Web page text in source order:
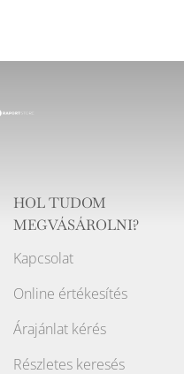
HOL TUDOM
MEGVÁSÁROLNI?
Kapcsolat
Online értékesítés
Árajánlat kérés
Részletes keresés